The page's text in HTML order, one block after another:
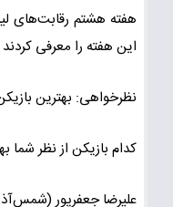
هفته هشتم رقابت‌های
این هفته را معرفی
نظرخواهی: بهترین
کدام بازیکن از نظر شما
علیرضا جعفرپور